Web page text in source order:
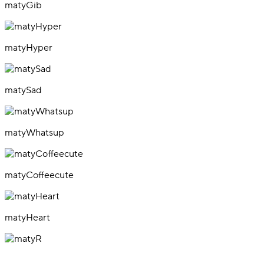
matyGib
matyHyper
matySad
matyWhatsup
matyCoffeecute
matyHeart